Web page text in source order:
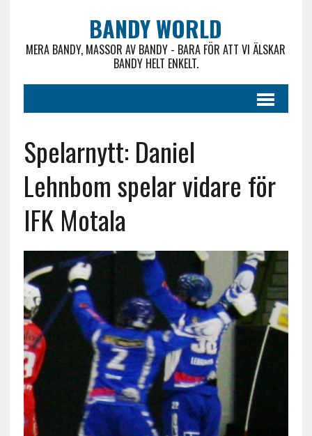
BANDY WORLD
MERA BANDY, MASSOR AV BANDY - BARA FÖR ATT VI ÄLSKAR
BANDY HELT ENKELT.
Spelarnytt: Daniel
Lehnbom spelar vidare för
IFK Motala